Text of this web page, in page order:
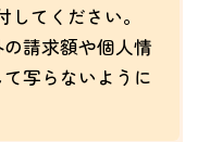
てください。
請求額や個人情
写らないように